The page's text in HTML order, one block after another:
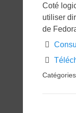
Coté
utiliser
de
Catégories